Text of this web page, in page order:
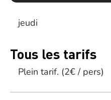
jeudi
Tous les tarifs
Plein tarif. (2€ / pers)